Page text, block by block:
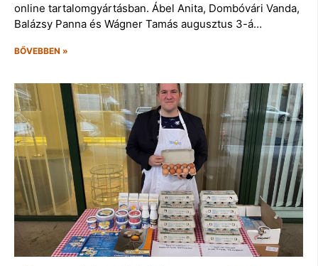
online tartalomgyártásban. Ábel Anita, Dombóvári Vanda,
Balázsy Panna és Wágner Tamás augusztus 3-á…
BŐVEBBEN »